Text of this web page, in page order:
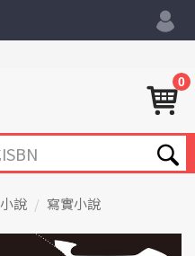
0
小說 寫實小說